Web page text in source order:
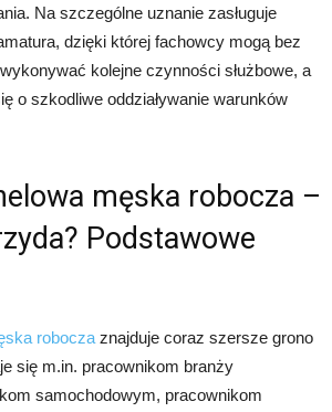
Na szczególne uznanie zasługuje
dzięki której fachowcy mogą bez
kolejne czynności służbowe, a
o szkodliwe oddziaływanie warunków
męska robocza –
Podstawowe
robocza znajduje coraz szersze grono
się m.in. pracownikom branży
samochodowym, pracownikom